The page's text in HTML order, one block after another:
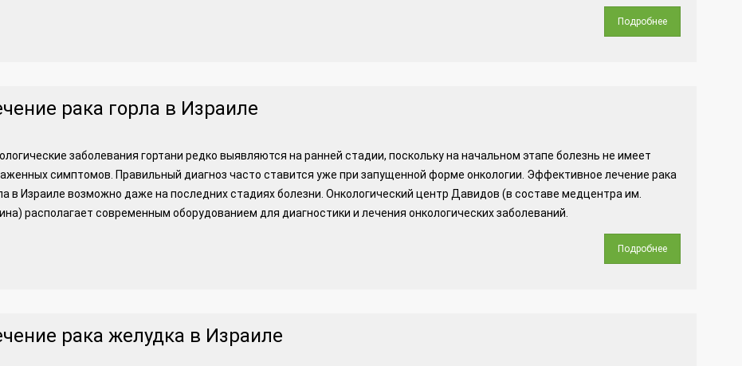
Подробнее
рака горла в Израиле
заболевания гортани редко выявляются на ранней стадии, поскольку на начальном этапе болезнь не имеет
симптомов. Правильный диагноз часто ставится уже при запущенной форме онкологии. Эффективное лечение рака
в Израиле возможно даже на последних стадиях болезни. Онкологический центр Давидов (в составе медцентра им.
располагает современным оборудованием для диагностики и лечения онкологических заболеваний.
Подробнее
рака желудка в Израиле